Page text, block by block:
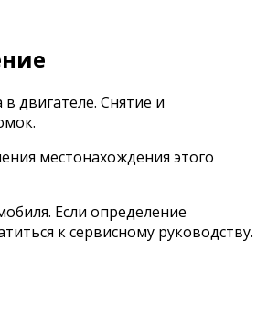
двигателе. Снятие и
местонахождения этого
Если определение
к сервисному руководству.